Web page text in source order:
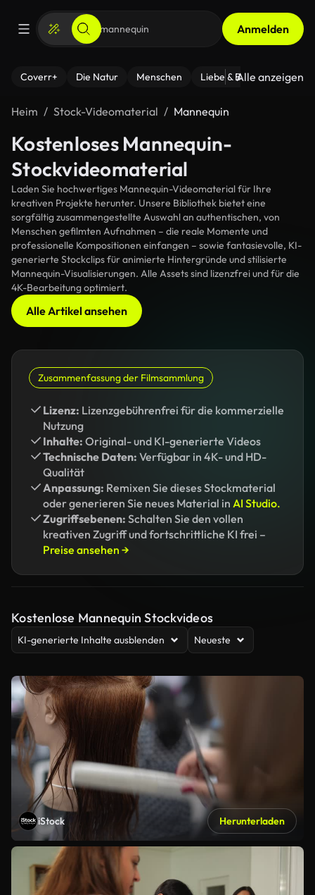
Anmelden
Coverr+ Die Natur Menschen Liebe & Beziehungen
Alle anzeigen
Heim Stock-Videomaterial Mannequin
Kostenloses Mannequin-
Stockvideomaterial
Laden Sie hochwertiges Mannequin-Videomaterial für Ihre
kreativen Projekte herunter. Unsere Bibliothek bietet eine
sorgfältig zusammengestellte Auswahl an authentischen, von
Menschen gefilmten Aufnahmen – die reale Momente und
professionelle Kompositionen einfangen – sowie fantasievolle, KI-
generierte Stockclips für animierte Hintergründe und stilisierte
Mannequin-Visualisierungen. Alle Assets sind lizenzfrei und für die
4K-Bearbeitung optimiert.
Alle Artikel ansehen
Zusammenfassung der Filmsammlung
Lizenz: Lizenzgebührenfrei für die kommerzielle
Nutzung
Inhalte: Original- und KI-generierte Videos
Technische Daten: Verfügbar in 4K- und HD-
Qualität
Anpassung: Remixen Sie dieses Stockmaterial
oder generieren Sie neues Material in AI Studio.
Zugriffsebenen: Schalten Sie den vollen
kreativen Zugriff und fortschrittliche KI frei –
Preise ansehen →
Kostenlose Mannequin Stockvideos
KI-generierte Inhalte ausblenden Neueste
iStock Herunterladen